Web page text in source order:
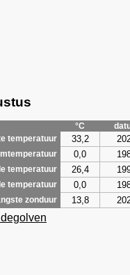
°C
temperatuur
33,2
0,0
temperatuur 26,4
temperatuur 0,0
zonduur 13,8